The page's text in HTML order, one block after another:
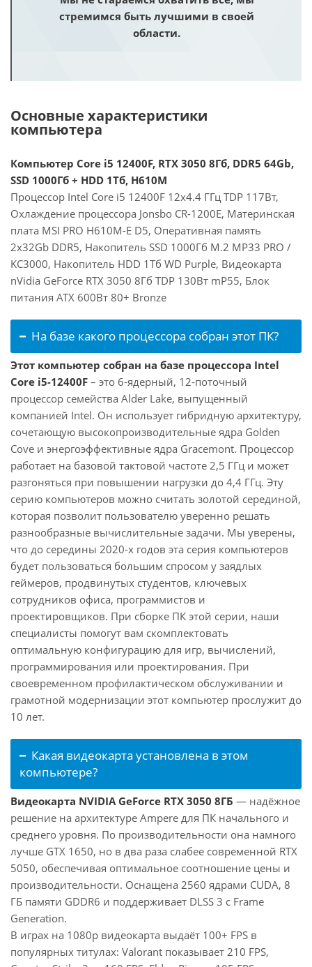
стремимся быть лучшими в своей
области.
Основные характеристики
компьютера
Компьютер Core i5 12400F, RTX 3050 8Гб, DDR5 64Gb,
SSD 1000Гб + HDD 1Тб, H610M
Процессор Intel Core i5 12400F 12x4.4 ГГц TDP 117Вт,
Охлаждение процессора Jonsbo CR-1200E, Материнская
плата MSI PRO H610M-E D5, Оперативная память
2x32Gb DDR5, Накопитель SSD 1000Гб M.2 MP33 PRO /
KC3000, Накопитель HDD 1Тб WD Purple, Видеокарта
nVidia GeForce RTX 3050 8Гб TDP 130Вт mP55, Блок
питания ATX 600Вт 80+ Bronze
На базе какого процессора собран этот ПК?
Этот компьютер собран на базе процессора Intel
Core i5-12400F – это 6-ядерный, 12-поточный
процессор семейства Alder Lake, выпущенный
компанией Intel. Он использует гибридную архитектуру,
сочетающую высокопроизводительные ядра Golden
Cove и энергоэффективные ядра Gracemont. Процессор
работает на базовой тактовой частоте 2,5 ГГц и может
разгоняться при повышении нагрузки до 4,4 ГГц. Эту
серию компьютеров можно считать золотой серединой,
которая позволит пользователю уверенно решать
разнообразные вычислительные задачи. Мы уверены,
что до середины 2020-х годов эта серия компьютеров
будет пользоваться большим спросом у заядлых
геймеров, продвинутых студентов, ключевых
сотрудников офиса, программистов и
проектировщиков. При сборке ПК этой серии, наши
специалисты помогут вам скомплектовать
оптимальную конфигурацию для игр, вычислений,
программирования или проектирования. При
своевременном профилактическом обслуживании и
грамотной модернизации этот компьютер прослужит до
10 лет.
Какая видеокарта установлена в этом
компьютере?
Видеокарта NVIDIA GeForce RTX 3050 8ГБ — надёжное
решение на архитектуре Ampere для ПК начального и
среднего уровня. По производительности она намного
лучше GTX 1650, но в два раза слабее современной RTX
5050, обеспечивая оптимальное соотношение цены и
производительности. Оснащена 2560 ядрами CUDA, 8
ГБ памяти GDDR6 и поддерживает DLSS 3 с Frame
Generation.
В играх на 1080p видеокарта выдаёт 100+ FPS в
популярных титулах: Valorant показывает 210 FPS,